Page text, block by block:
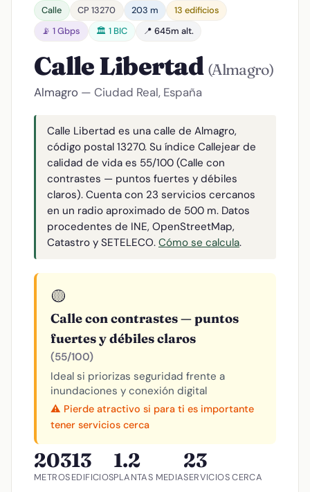
Calle CP 13270 203 m
13 edificios
📡 1 Gbps
🏛️ 1 BIC 📍 645m alt.
Calle Libertad (Almagro)
Almagro — Ciudad Real, España
Calle Libertad es una calle de Almagro,
código postal 13270. Su índice Callejear de
calidad de vida es 55/100 (Calle con
contrastes — puntos fuertes y débiles
claros). Cuenta con 23 servicios cercanos
en un radio aproximado de 500 m. Datos
procedentes de INE, OpenStreetMap,
Catastro y SETELECO. Cómo se calcula.
🟡
Calle con contrastes — puntos
fuertes y débiles claros
(55/100)
Ideal si priorizas seguridad frente a
inundaciones y conexión digital
⚠️ Pierde atractivo si para ti es importante
tener servicios cerca
203
METROS
13
EDIFICIOS
1.2
PLANTAS MEDIA
23
SERVICIOS CERCA